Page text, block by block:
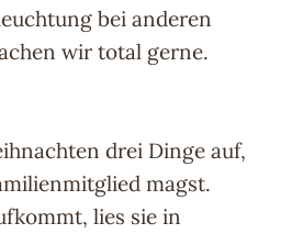
bei anderen
wir total gerne.
drei Dinge auf,
magst.
lies sie in